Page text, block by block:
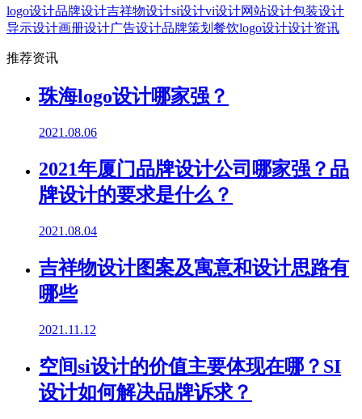
logo设计品牌设计吉祥物设计si设计vi设计网站设计包装设计
导示设计画册设计广告设计品牌策划 餐饮logo设计设计资讯
推荐资讯
珠海logo设计哪家强？
2021.08.06
2021年厦门品牌设计公司哪家强？品
牌设计的要求是什么？
2021.08.04
吉祥物设计图案及寓意和设计思路有
哪些
2021.11.12
空间si设计的价值主要体现在哪？SI
设计如何解决品牌诉求？